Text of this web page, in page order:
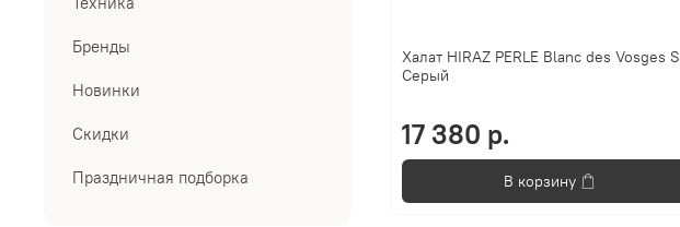
Халат HIRAZ PERLE Blanc des Vosges S
Серый
17 380 р.
В корзину
Бренды
Новинки
Скидки
Праздничная подборка